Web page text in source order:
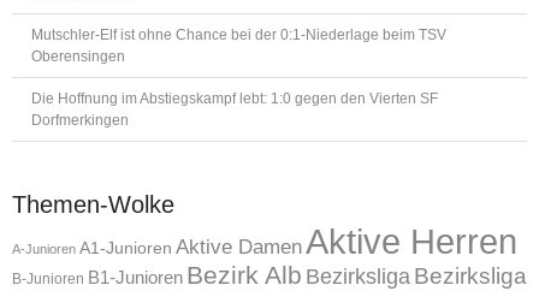
Mutschler-Elf ist ohne Chance bei der 0:1-Niederlage beim TSV
Oberensingen
Die Hoffnung im Abstiegskampf lebt: 1:0 gegen den Vierten SF
Dorfmerkingen
Themen-Wolke
A-Junioren A1-Junioren Aktive DamenAktive Herren
B-Junioren B1-Junioren Bezirk Alb Bezirksliga Bezirksliga